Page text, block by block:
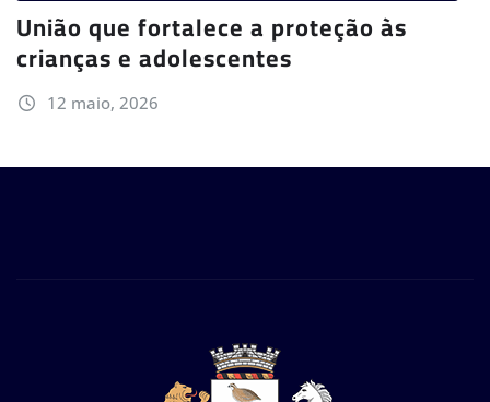
União que fortalece a proteção às
crianças e adolescentes
12 maio, 2026